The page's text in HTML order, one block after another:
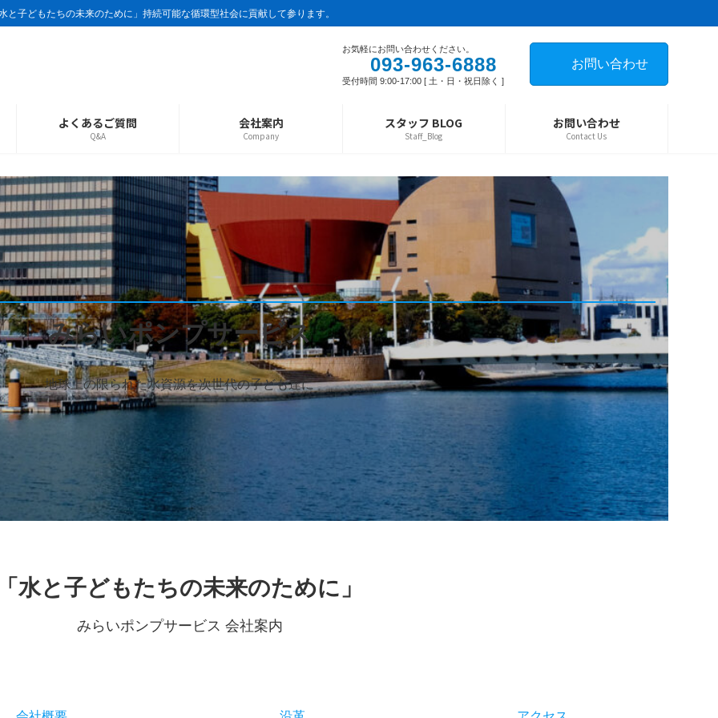
子どもたちの未来のために」持続可能な循環型社会に貢献して参ります。
お気軽にお問い合わせください。
093-963-6888
受付時間 9:00-17:00 [ 土・日・祝日除く ]
お問い合わせ
よくあるご質問
Q&A
会社案内
Company
スタッフ BLOG
Staff_Blog
お問い合わせ
Contact Us
みらいポンプサービス
地球上の限られた水資源を次世代の子ども達に
水と子どもたちの未来のために」
みらいポンプサービス 会社案内